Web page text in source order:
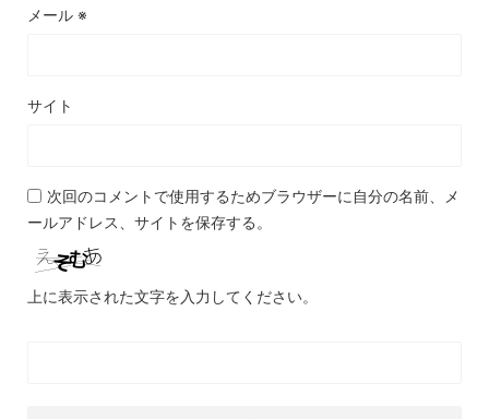
メール ※
サイト
次回のコメントで使用するためブラウザーに自分の名前、メ
ールアドレス、サイトを保存する。
上に表示された文字を入力してください。